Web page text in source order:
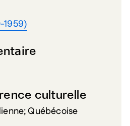
1959)
culturelle
Québécoise